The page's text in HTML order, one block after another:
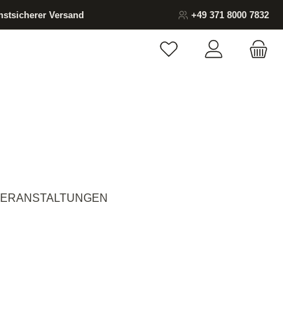
Versand +49 371 8000 7832
Du hast 0 Produkte